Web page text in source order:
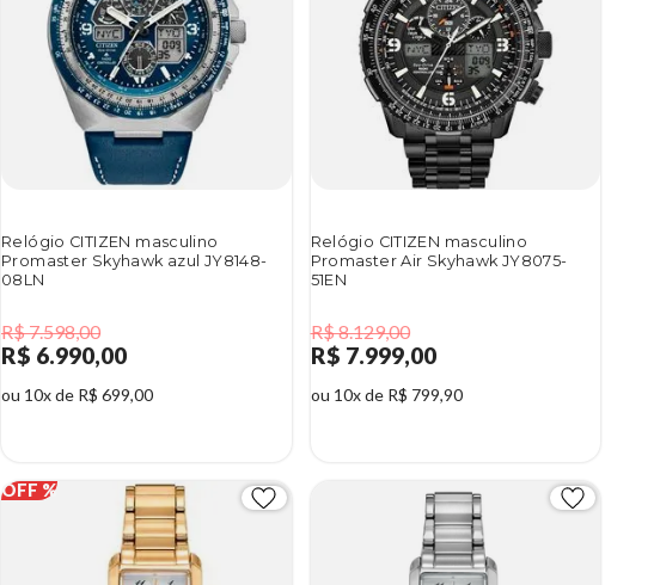
Relógio CITIZEN masculino
Promaster Skyhawk azul JY8148-
08LN
R$ 7.598,00
R$ 6.990,00
ou 10x de R$ 699,00
Relógio CITIZEN masculino
Promaster Air Skyhawk JY8075-
51EN
R$ 8.129,00
R$ 7.999,00
ou 10x de R$ 799,90